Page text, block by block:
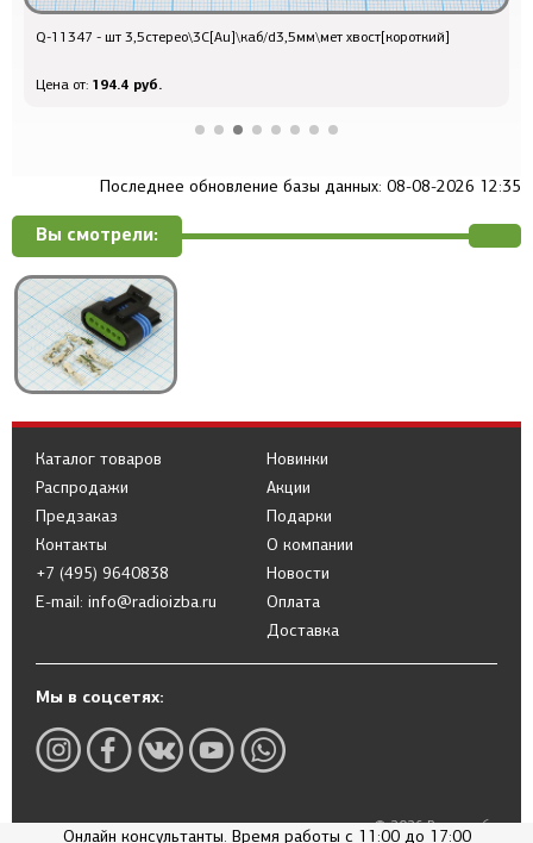
Q-11347 - шт 3,5стерео\3C[Au]\каб/d3,5мм\мет хвост[короткий]
Цена от: 194.4 руб.
Последнее обновление базы данных: 08-08-2026 12:35
Вы смотрели:
Каталог товаров
Распродажи
Предзаказ
Новинки
Акции
Подарки
Контакты
+7 (495) 9640838
E-mail: info@radioizba.ru
О компании
Новости
Оплата
Доставка
Мы в соцсетях:
© 2026 Радиоизба
Онлайн консультанты. Время работы с 11:00 до 17:00